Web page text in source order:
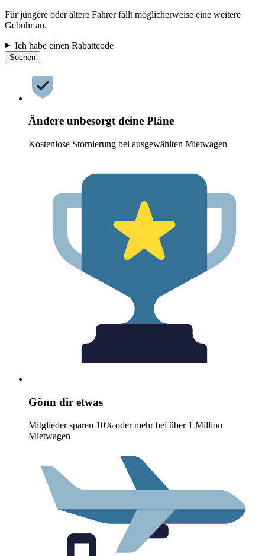
Für jüngere oder ältere Fahrer fällt möglicherweise eine weitere
Gebühr an.
Ich habe einen Rabattcode
Suchen
Ändere unbesorgt deine Pläne
Kostenlose Stornierung bei ausgewählten Mietwagen
Gönn dir etwas
Mitglieder sparen 10% oder mehr bei über 1 Million
Mietwagen